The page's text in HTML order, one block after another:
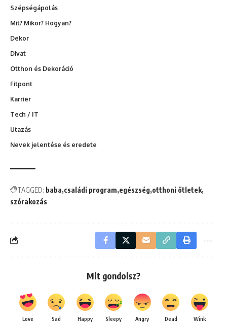
Szépségápolás
Mit? Mikor? Hogyan?
Dekor
Divat
Otthon és Dekoráció
Fitpont
Karrier
Tech / IT
Utazás
Nevek jelentése és eredete
TAGGED: baba családi program egészség otthoni ötletek
szórakozás
Mit gondolsz?
Love Sad Happy Sleepy Angry Dead Wink